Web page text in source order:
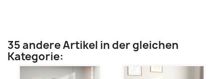
35 andere Artikel in der gleichen
Kategorie: